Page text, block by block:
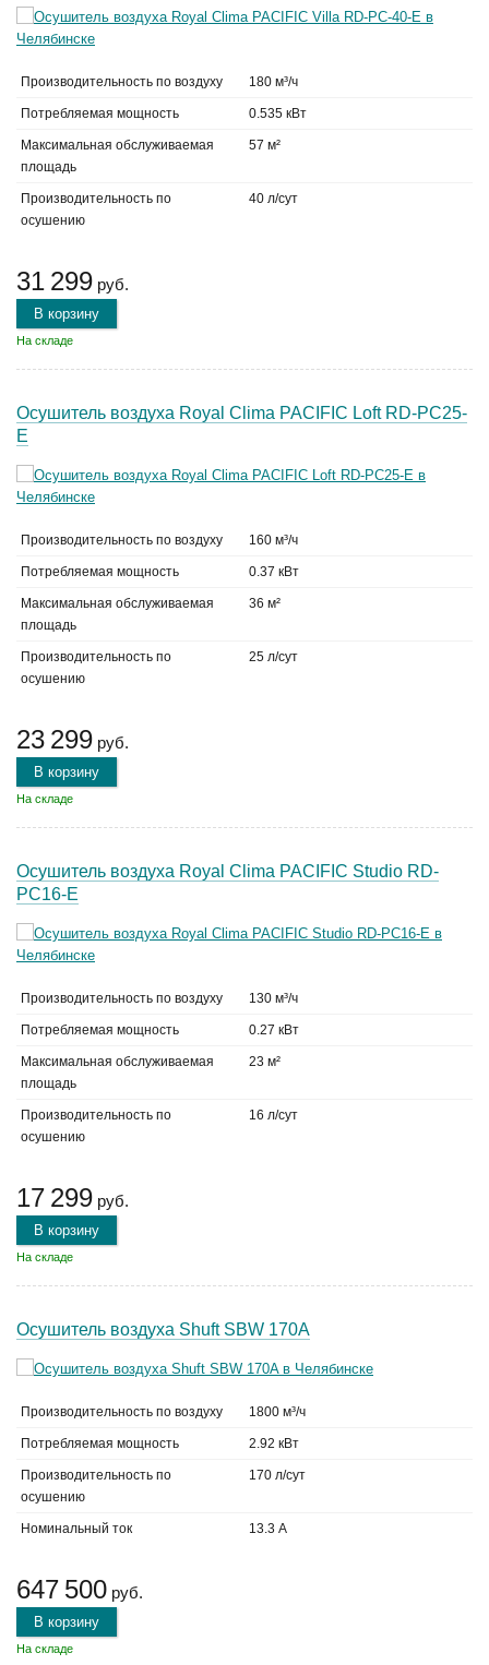
Производительность по воздуху 180 м³/ч
Потребляемая мощность 0.535 кВт
Максимальная обслуживаемая
площадь
57 м²
Производительность по
осушению
40 л/сут
31 299 руб.
В корзину
На складе
Осушитель воздуха Royal Clima PACIFIC Loft RD-PC25-
E
Производительность по воздуху 160 м³/ч
Потребляемая мощность 0.37 кВт
Максимальная обслуживаемая
площадь
36 м²
Производительность по
осушению
25 л/сут
23 299 руб.
В корзину
На складе
Осушитель воздуха Royal Clima PACIFIC Studio RD-
PC16-E
Производительность по воздуху 130 м³/ч
Потребляемая мощность 0.27 кВт
Максимальная обслуживаемая
площадь
23 м²
Производительность по
осушению
16 л/сут
17 299 руб.
В корзину
На складе
Осушитель воздуха Shuft SBW 170A
Производительность по воздуху 1800 м³/ч
Потребляемая мощность 2.92 кВт
Производительность по
осушению
170 л/сут
Номинальный ток 13.3 А
647 500 руб.
В корзину
На складе